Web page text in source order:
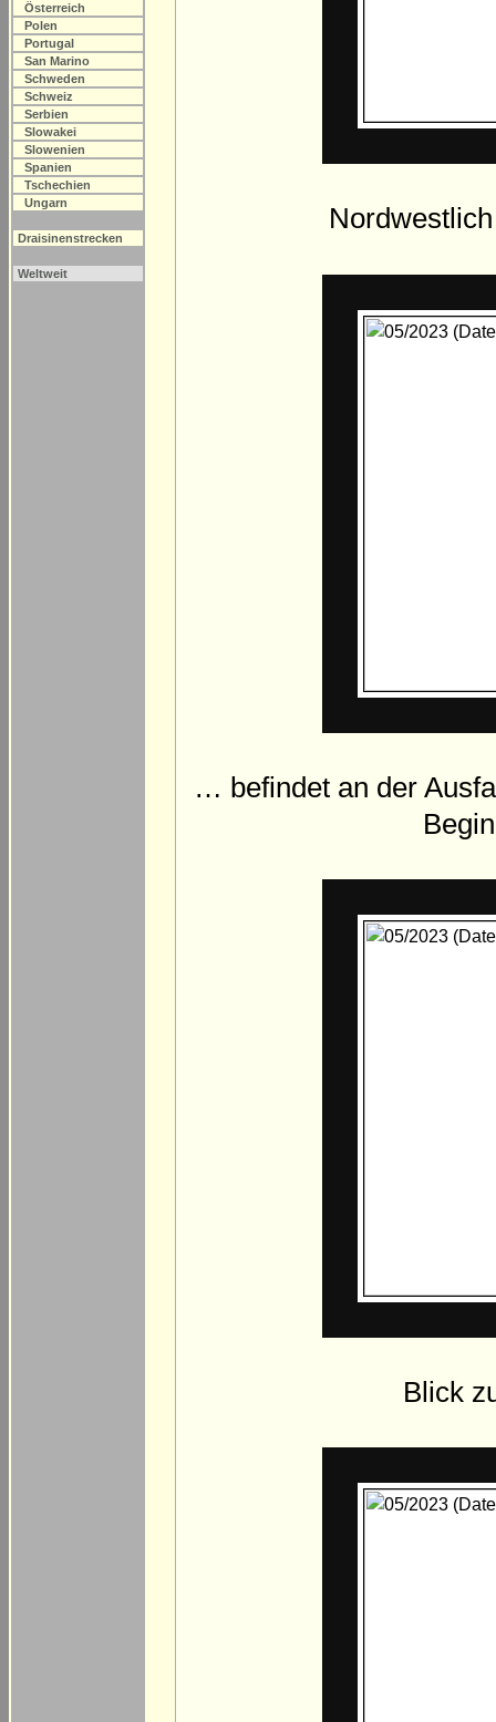
Österreich
Polen
Portugal
San Marino
Schweden
Schweiz
Serbien
Slowakei
Slowenien
Spanien
Tschechien
Ungarn
Draisinenstrecken
Weltweit
… befindet an der
Blick